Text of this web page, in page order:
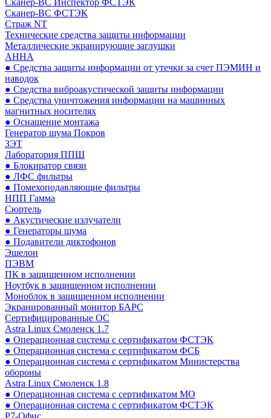
Сканер-ВС ФСТЭК
Страж NT
Технические средства защиты информации
Металлические экранирующие заглушки
АННА
● Средства защиты информации от утечки за счет ПЭМИН и
наводок
● Средства виброакустической защиты информации
● Средства уничтожения информации на машинных
магнитных носителях
● Оснащение монтажа
Генератор шума Покров
ЗЭТ
Лаборатория ППШ
● Блокиратор связи
● ЛФС фильтры
● Помехоподавляющие фильтры
НПП Гамма
Сюртель
● Акустические излучатели
● Генераторы шума
● Подавители диктофонов
Эшелон
ПЭВМ
ПК в защищенном исполнении
Ноутбук в защищенном исполнении
Моноблок в защищенном исполнении
Экранированный монитор БАРС
Сертифицированные ОС
Astra Linux Смоленск 1.7
● Операционная система с сертификатом ФСТЭК
● Операционная система с сертификатом ФСБ
● Операционная система с сертификатом Министерства
обороны
Astra Linux Смоленск 1.8
● Операционная система с сертификатом МО
● Операционная система с сертификатом ФСТЭК
Р7-Офис